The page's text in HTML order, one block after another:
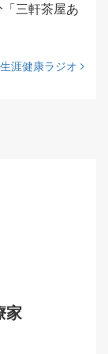
三軒茶屋あ
生涯健康ラジオ
家